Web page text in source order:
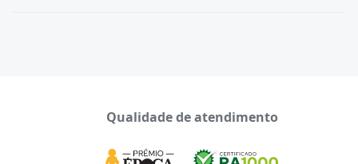
Qualidade de atendimento